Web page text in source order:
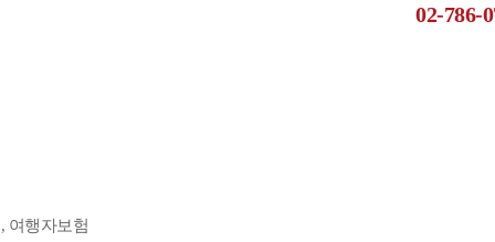
02-786-
여행자보험